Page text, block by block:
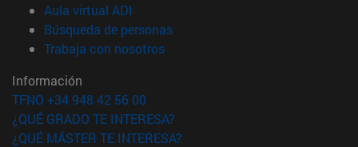
Aula virtual ADI
Búsqueda de personas(abre en nueva ventana)
Trabaja con nosotros(abre en nueva ventana)
Información
TFNO +34 948 42 56 00
¿QUÉ GRADO TE INTERESA?
¿QUÉ MÁSTER TE INTERESA?